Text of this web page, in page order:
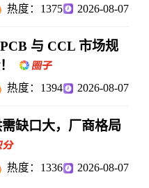
热度：1375 2026-08-07
与 CCL 市场规
热度：1394 2026-08-07
缺口大，厂商格局
热度：1336 2026-08-07